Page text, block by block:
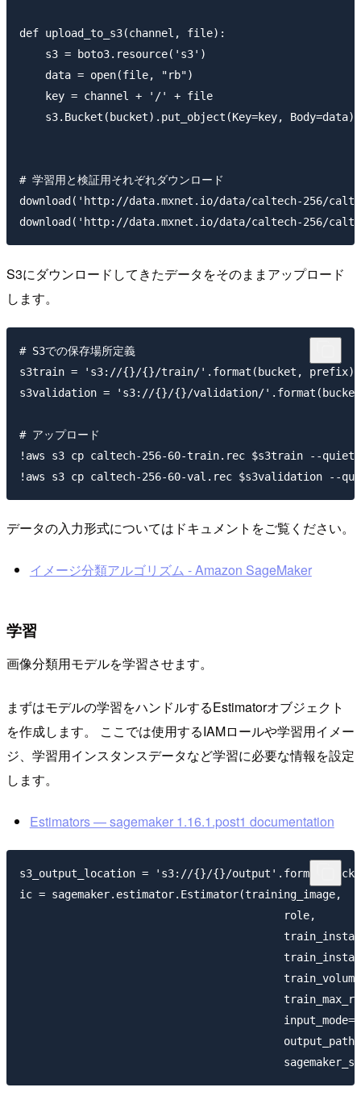
def upload_to_s3(channel, file):
    s3 = boto3.resource('s3')
    data = open(file, "rb")
    key = channel + '/' + file
    s3.Bucket(bucket).put_object(Key=key, Body=data)
# 学習用と検証用それぞれダウンロード
download('http://data.mxnet.io/data/caltech-256/
S3にダウンロードしてきたデータをそのままアップロード
します。
# S3での保存場所定義
s3train = 's3://{}/{}/train/'.format(bucket, prefix)
s3validation = 's3://{}/{}/validation/
# アップロード
!aws s3 cp caltech-256-60-train.rec $s3train --quiet
データの入力形式についてはドキュメントをご覧ください。
イメージ分類アルゴリズム - Amazon SageMaker
学習
画像分類用モデルを学習させます。
まずはモデルの学習をハンドルするEstimatorオブジェクト
を作成します。 ここでは使用するIAMロールや学習用イメー
ジ、学習用インスタンスデータなど学習に必要な情報を設定
します。
Estimators — sagemaker 1.16.1.post1 documentation
s3_output_location = 's3://{}/{}/
ic = sagemaker.estimator.Estimator(training_image,
                                         role,
input_mode=